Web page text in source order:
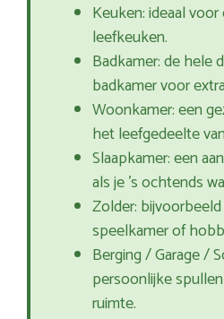
Keuken: ideaal
leefkeuken.
Badkamer: de hele
badkamer voor
Woonkamer: een
het leefgedeelte
Slaapkamer: een
als je ’s ochtends
Zolder:
speelkamer of
Berging / Garage /
persoonlijke
ruimte.